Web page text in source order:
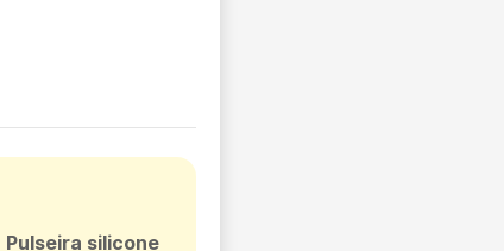
Pulseira silicone